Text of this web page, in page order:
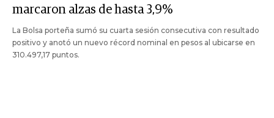
marcaron alzas de hasta 3,9%
La Bolsa porteña sumó su cuarta sesión consecutiva con resultado
positivo y anotó un nuevo récord nominal en pesos al ubicarse en
310.497,17 puntos.